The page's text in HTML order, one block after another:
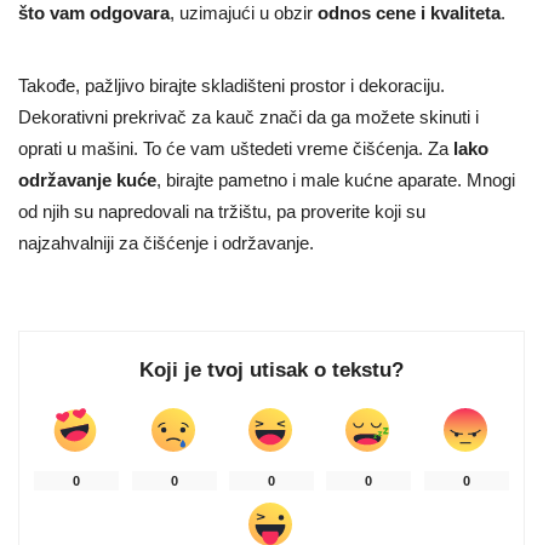
što vam odgovara, uzimajući u obzir odnos cene i kvaliteta.
Takođe, pažljivo birajte skladišteni prostor i dekoraciju.
Dekorativni prekrivač za kauč znači da ga možete skinuti i
oprati u mašini. To će vam uštedeti vreme čišćenja. Za lako
održavanje kuće, birajte pametno i male kućne aparate. Mnogi
od njih su napredovali na tržištu, pa proverite koji su
najzahvalniji za čišćenje i održavanje.
Koji je tvoj utisak o tekstu?
0 0 0 0 0